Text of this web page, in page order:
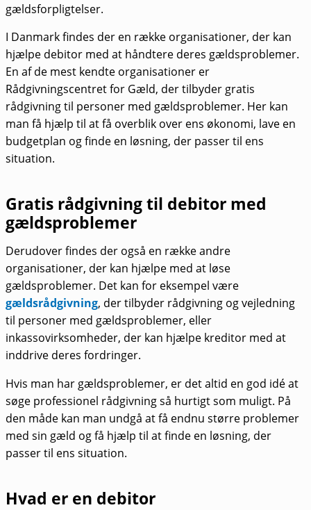
gældsforpligtelser.
I Danmark findes der en række organisationer, der kan
hjælpe debitor med at håndtere deres gældsproblemer.
En af de mest kendte organisationer er
Rådgivningscentret for Gæld, der tilbyder gratis
rådgivning til personer med gældsproblemer. Her kan
man få hjælp til at få overblik over ens økonomi, lave en
budgetplan og finde en løsning, der passer til ens
situation.
Gratis rådgivning til debitor med
gældsproblemer
Derudover findes der også en række andre
organisationer, der kan hjælpe med at løse
gældsproblemer. Det kan for eksempel være
gældsrådgivning, der tilbyder rådgivning og vejledning
til personer med gældsproblemer, eller
inkassovirksomheder, der kan hjælpe kreditor med at
inddrive deres fordringer.
Hvis man har gældsproblemer, er det altid en god idé at
søge professionel rådgivning så hurtigt som muligt. På
den måde kan man undgå at få endnu større problemer
med sin gæld og få hjælp til at finde en løsning, der
passer til ens situation.
Hvad er en debitor